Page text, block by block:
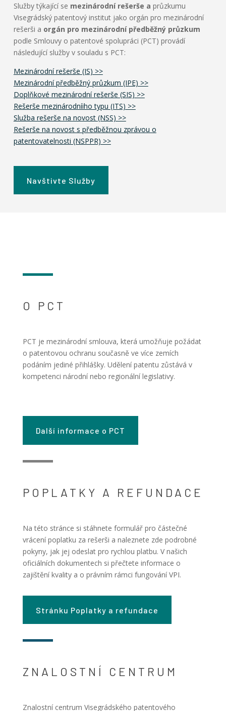
Služby týkající se mezinárodní rešerše a průzkumu
Visegrádský patentový institut jako orgán pro mezinárodní
rešerši a orgán pro mezinárodní předběžný průzkum
podle Smlouvy o patentové spolupráci (PCT) provádí
následující služby v souladu s PCT:
Mezinárodní rešerše (IS) >>
Mezinárodní předběžný průzkum (IPE) >>
Doplňkové mezinárodní rešerše (SIS) >>
Rešerše mezinárodníiho typu (ITS) >>
Služba rešerše na novost (NSS) >>
Rešerše na novost s předběžnou zprávou o
patentovatelnosti (NSPPR) >>
Navštivte Služby
O PCT
PCT je mezinárodní smlouva, která umožňuje požádat
o patentovou ochranu současně ve více zemích
podáním jediné přihlášky. Udělení patentu zůstává v
kompetenci národní nebo regionální legislativy.
Další informace o PCT
POPLATKY A REFUNDACE
Na této stránce si stáhnete formulář pro částečné
vrácení poplatku za rešerši a naleznete zde podrobné
pokyny, jak jej odeslat pro rychlou platbu. V našich
oficiálních dokumentech si přečtete informace o
zajištění kvality a o právním rámci fungování VPI.
Stránku Poplatky a refundace
ZNALOSTNÍ CENTRUM
Znalostní centrum Visegrádského patentového